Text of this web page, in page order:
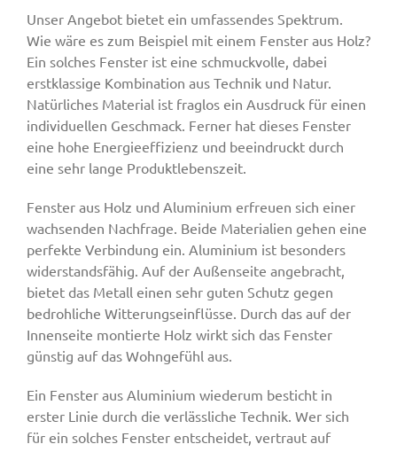
Jobs
Kontakt
Unser Angebot bietet ein umfassendes Spektrum.
Wie wäre es zum Beispiel mit einem Fenster aus Holz?
Ein solches Fenster ist eine schmuckvolle, dabei
erstklassige Kombination aus Technik und Natur.
Natürliches Material ist fraglos ein Ausdruck für einen
individuellen Geschmack. Ferner hat dieses Fenster
eine hohe Energieeffizienz und beeindruckt durch
eine sehr lange Produktlebenszeit.
Fenster aus Holz und Aluminium erfreuen sich einer
wachsenden Nachfrage. Beide Materialien gehen eine
perfekte Verbindung ein. Aluminium ist besonders
widerstandsfähig. Auf der Außenseite angebracht,
bietet das Metall einen sehr guten Schutz gegen
bedrohliche Witterungseinflüsse. Durch das auf der
Innenseite montierte Holz wirkt sich das Fenster
günstig auf das Wohngefühl aus.
Ein Fenster aus Aluminium wiederum besticht in
erster Linie durch die verlässliche Technik. Wer sich
für ein solches Fenster entscheidet, vertraut auf